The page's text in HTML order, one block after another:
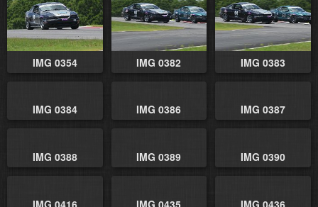
IMG 0354 IMG 0382 IMG 0383
IMG 0384 IMG 0386 IMG 0387
IMG 0388 IMG 0389 IMG 0390
IMG 0416 IMG 0435 IMG 0436